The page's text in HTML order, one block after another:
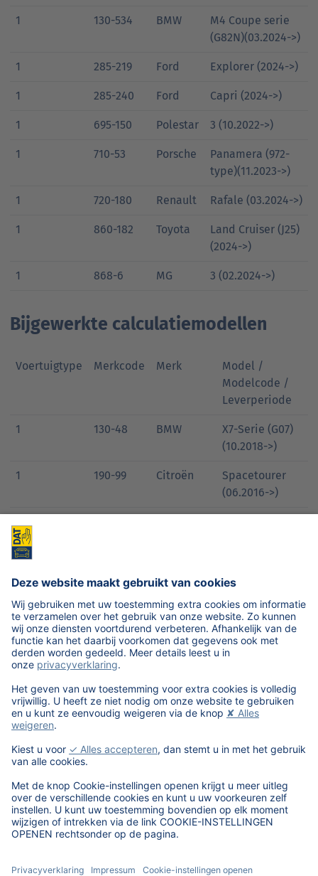
1 130-534 BMW
M4 Coupe serie
(G82N)(03.2024->)
1 285-219 Ford Explorer (2024->)
1 285-240 Ford Capri (2024->)
1 695-150 Polestar 3 (10.2022->)
1 710-53 Porsche
Panamera (972-
type)(11.2023->)
1 720-180 Renault Rafale (03.2024->)
1 860-182 Toyota
Land Cruiser (J25)
(2024->)
1 868-6 MG 3 (02.2024->)
Bijgewerkte calculatiemodellen
Voertuigtype Merkcode Merk
Model /
Modelcode /
Leverperiode
1 130-48 BMW
X7-Serie (G07)
(10.2018->)
1 190-99 Citroën
Spacetourer
(06.2016->)
1 650-147 Opel
Astra
Limousine 5-
drs (2021->)
1 650-148 Opel
Astra L Sports
1 720-139 Renault
Captur II
(01.2020->)